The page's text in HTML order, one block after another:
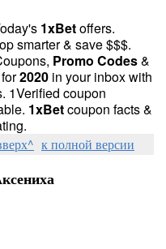
1xBetoffers.
smarter & save $$$.
Promo Codes&
2020 in your inbox with
1Verified coupon
1xBetcoupon facts &
к полной версии